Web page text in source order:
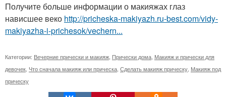
Получите больше информации о макияжах глаз
нависшее веко http://pricheska-makiyazh.ru-best.com/vidy-
makiyazha-i-prichesok/vechern...
Категории: Вечерние прически и макияж Прически дома Макияж и прически для
девочек Что сначала макияж или прическа Сделать макияж прическу Макияж под
прическу